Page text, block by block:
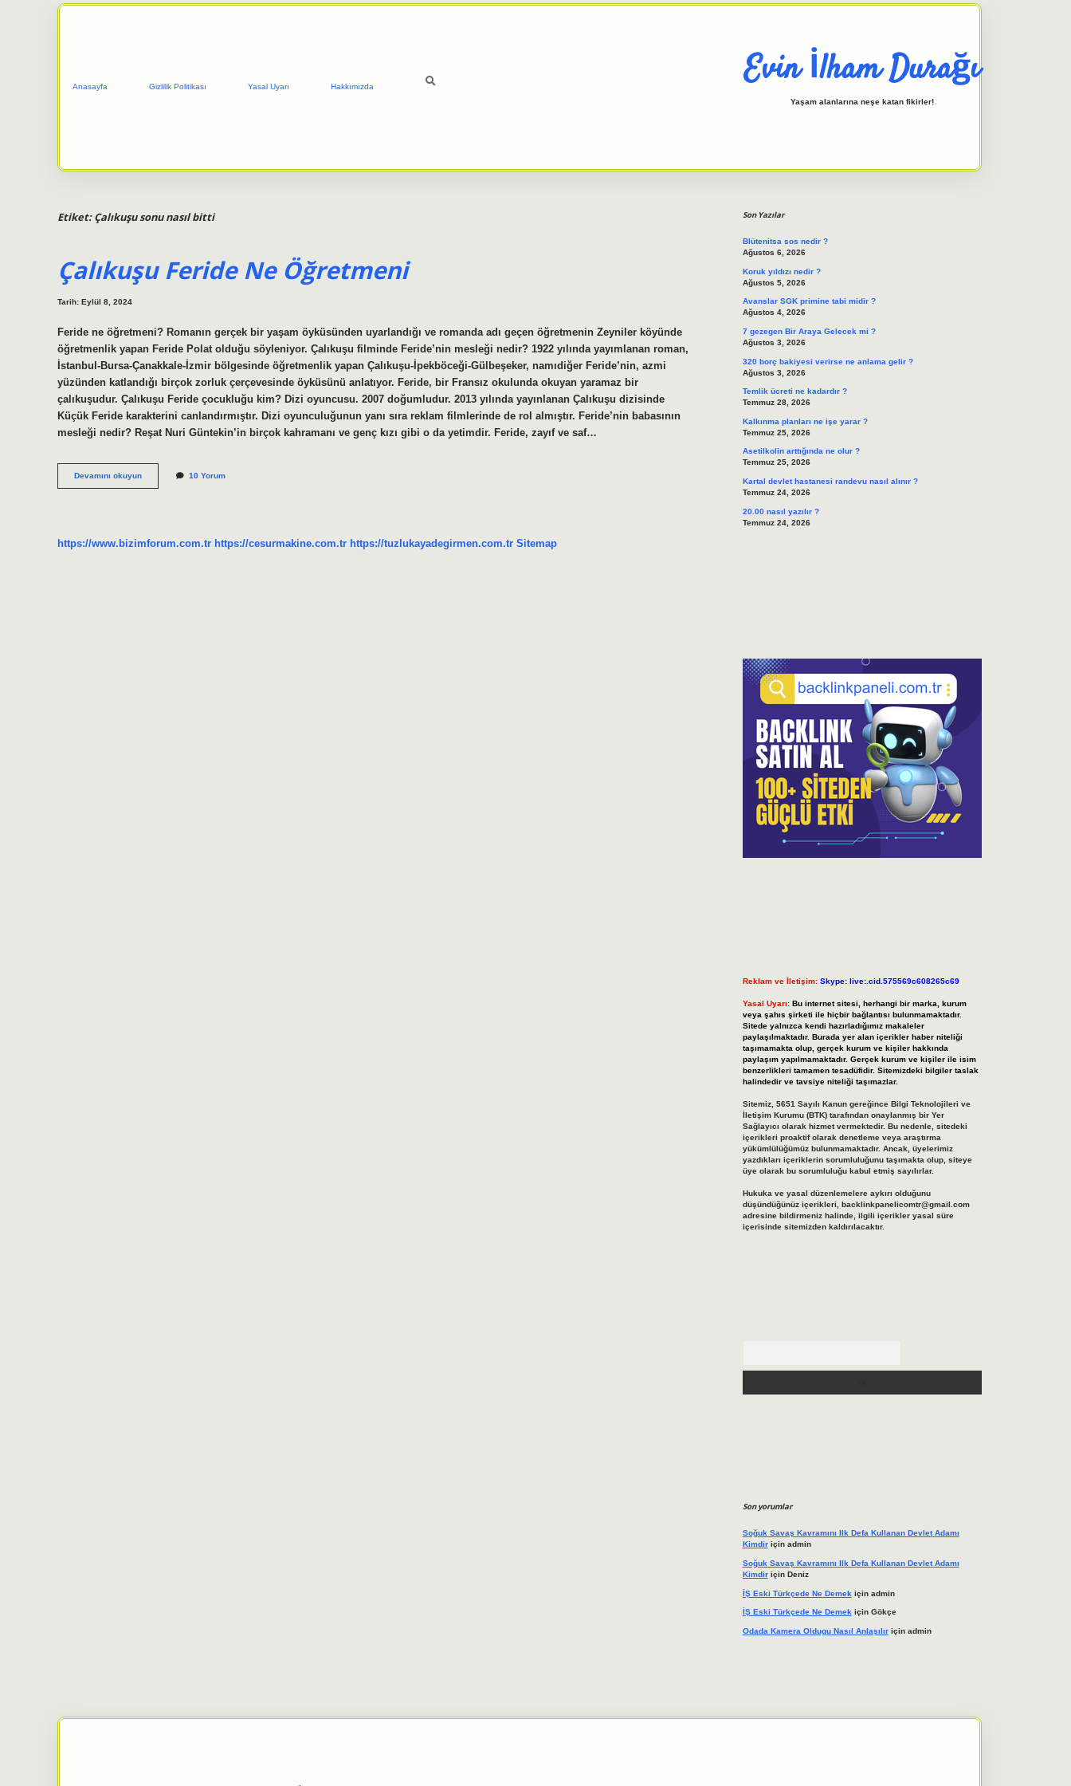
Anasayfa Gizlilik Politikası Yasal Uyarı Hakkımızda Evin İlham Durağı
Yaşam alanlarına neşe katan fikirler!
Etiket:Çalıkuşu sonu nasıl bitti
Çalıkuşu Feride Ne Öğretmeni
Tarih: Eylül 8, 2024
Feride ne öğretmeni? Romanın gerçek bir yaşam öyküsünden uyarlandığı ve romanda adı geçen öğretmenin Zeyniler köyünde
öğretmenlik yapan Feride Polat olduğu söyleniyor. Çalıkuşu filminde Feride’nin mesleği nedir? 1922 yılında yayımlanan roman,
İstanbul-Bursa-Çanakkale-İzmir bölgesinde öğretmenlik yapan Çalıkuşu-İpekböceği-Gülbeşeker, namıdiğer Feride’nin, azmi
yüzünden katlandığı birçok zorluk çerçevesinde öyküsünü anlatıyor. Feride, bir Fransız okulunda okuyan yaramaz bir
çalıkuşudur. Çalıkuşu Feride çocukluğu kim? Dizi oyuncusu. 2007 doğumludur. 2013 yılında yayınlanan Çalıkuşu dizisinde
Küçük Feride karakterini canlandırmıştır. Dizi oyunculuğunun yanı sıra reklam filmlerinde de rol almıştır. Feride’nin babasının
mesleği nedir? Reşat Nuri Güntekin’in birçok kahramanı ve genç kızı gibi o da yetimdir. Feride, zayıf ve saf…
Devamını okuyunÇalıkuşu
Feride
10 Yorum
https://www.bizimforum.com.tr https://cesurmakine.com.tr https://tuzlukayadegirmen.com.tr Sitemap
Son Yazılar
Blütenitsa sos nedir ?
Ağustos 6, 2026
Koruk yıldızı nedir ?
Ağustos 5, 2026
Avanslar SGK primine tabi midir ?
Ağustos 4, 2026
7 gezegen Bir Araya Gelecek mi ?
Ağustos 3, 2026
320 borç bakiyesi verirse ne anlama gelir ?
Ağustos 3, 2026
Temlik ücreti ne kadardır ?
Temmuz 28, 2026
Kalkınma planları ne işe yarar ?
Temmuz 25, 2026
Asetilkolin arttığında ne olur ?
Temmuz 25, 2026
Kartal devlet hastanesi randevu nasıl alınır ?
Temmuz 24, 2026
20.00 nasıl yazılır ?
Temmuz 24, 2026
Reklam ve İletişim: Skype: live:.cid.575569c608265c69
Yasal Uyarı: Bu internet sitesi, herhangi bir marka, kurum
veya şahıs şirketi ile hiçbir bağlantısı bulunmamaktadır.
Sitede yalnızca kendi hazırladığımız makaleler
paylaşılmaktadır. Burada yer alan içerikler haber niteliği
taşımamakta olup, gerçek kurum ve kişiler hakkında
paylaşım yapılmamaktadır. Gerçek kurum ve kişiler ile isim
benzerlikleri tamamen tesadüfidir. Sitemizdeki bilgiler taslak
halindedir ve tavsiye niteliği taşımazlar.
Sitemiz, 5651 Sayılı Kanun gereğince Bilgi Teknolojileri ve
İletişim Kurumu (BTK) tarafından onaylanmış bir Yer
Sağlayıcı olarak hizmet vermektedir. Bu nedenle, sitedeki
içerikleri proaktif olarak denetleme veya araştırma
yükümlülüğümüz bulunmamaktadır. Ancak, üyelerimiz
yazdıkları içeriklerin sorumluluğunu taşımakta olup, siteye
üye olarak bu sorumluluğu kabul etmiş sayılırlar.
Hukuka ve yasal düzenlemelere aykırı olduğunu
düşündüğünüz içerikleri, backlinkpanelicomtr@gmail.com
adresine bildirmeniz halinde, ilgili içerikler yasal süre
içerisinde sitemizden kaldırılacaktır.
Son yorumlar
Soğuk Savaş Kavramını Ilk Defa Kullanan Devlet Adamı
Kimdiriçin admin
Soğuk Savaş Kavramını Ilk Defa Kullanan Devlet Adamı
Kimdiriçin Deniz
İŞ Eski Türkçede Ne Demek için admin
İŞ Eski Türkçede Ne Demek için Gökçe
Odada Kamera Oldugu Nasıl Anlaşılıriçin admin